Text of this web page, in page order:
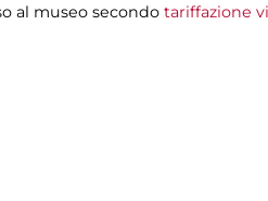
al museo secondo tariffazione